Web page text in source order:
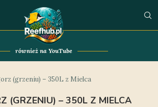
również na YouTube
(grzeniu) – 350L z Mielca
(GRZENIU) – 350L Z MIELCA